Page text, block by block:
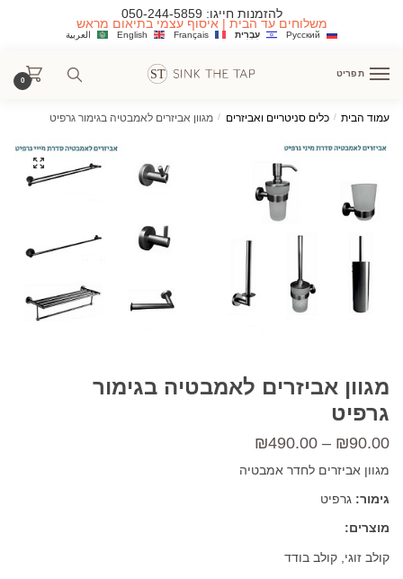
להזמנות חייגו: 050-244-5859
משלוחים עד הבית | איסוף עצמי בתיאום מראש
العربية English Français עִבְרִית Русский
תפריט
0
עמוד הבית / כלים סניטריים ואביזרים / מגוון אביזרים לאמבטיה בגימור גרפיט
מגוון אביזרים לאמבטיה בגימור
גרפיט
₪90.00
–
₪490.00
מחירים:מגוון אביזרים לחדר אמבטיה
גימור: גרפיט
מוצרים:
קולב זוגי, קולב בודד